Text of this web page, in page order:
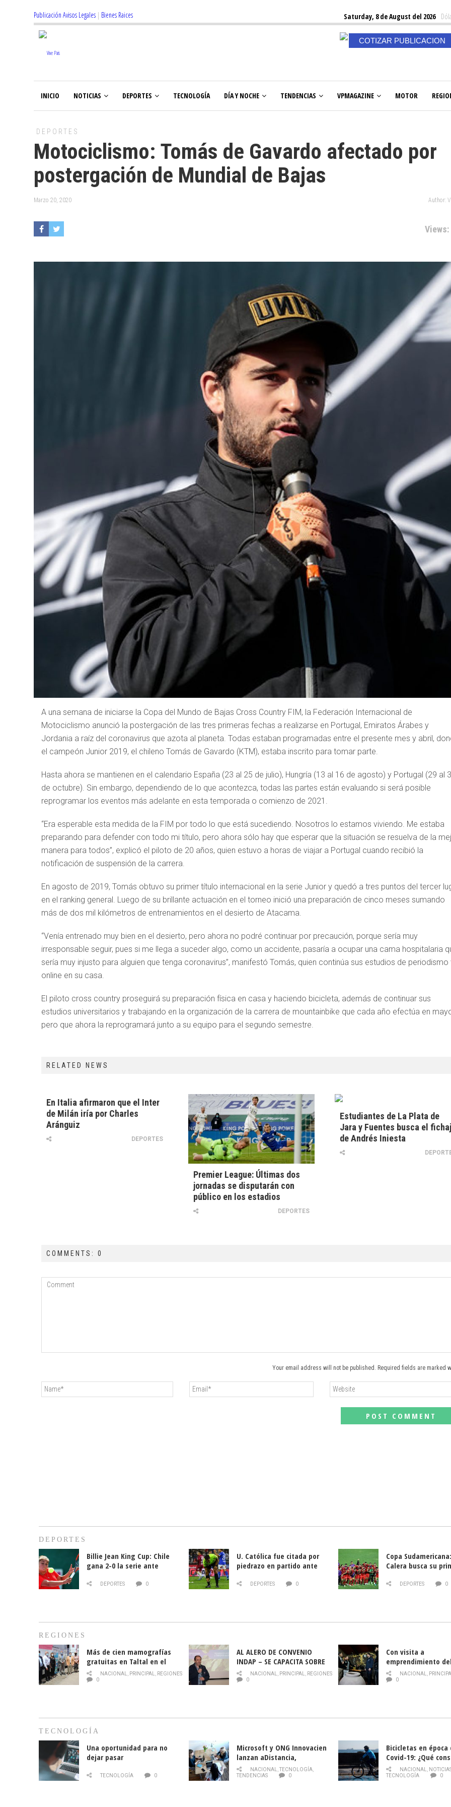
Publicación Avisos Legales | Bienes Raices Saturday, 8 de August del 2026
COTIZAR PUBLICACION
INICIO NOTICIAS DEPORTES TECNOLOGÍA DÍA Y NOCHE TENDENCIAS VPMAGAZINE MOTOR
DEPORTES
Motociclismo: Tomás de Gavardo afectado por
postergación de Mundial de Bajas
Marzo 20, 2020 Author:
Views:
A una semana de iniciarse la Copa del Mundo de Bajas Cross Country FIM, la Federación Internacional de
Motociclismo anunció la postergación de las tres primeras fechas a realizarse en Portugal, Emiratos Árabes y
Jordania a raíz del coronavirus que azota al planeta. Todas estaban programadas entre el presente mes y abril,
el campeón Junior 2019, el chileno Tomás de Gavardo (KTM), estaba inscrito para tomar parte.
Hasta ahora se mantienen en el calendario España (23 al 25 de julio), Hungría (13 al 16 de agosto) y Portugal (29 al
de octubre). Sin embargo, dependiendo de lo que acontezca, todas las partes están evaluando si será posible
reprogramar los eventos más adelante en esta temporada o comienzo de 2021.
“Era esperable esta medida de la FIM por todo lo que está sucediendo. Nosotros lo estamos viviendo. Me estaba
preparando para defender con todo mi título, pero ahora sólo hay que esperar que la situación se resuelva de la
manera para todos”, explicó el piloto de 20 años, quien estuvo a horas de viajar a Portugal cuando recibió la
notificación de suspensión de la carrera.
En agosto de 2019, Tomás obtuvo su primer título internacional en la serie Junior y quedó a tres puntos del tercer
en el ranking general. Luego de su brillante actuación en el torneo inició una preparación de cinco meses sumando
más de dos mil kilómetros de entrenamientos en el desierto de Atacama.
“Venía entrenado muy bien en el desierto, pero ahora no podré continuar por precaución, porque sería muy
irresponsable seguir, pues si me llega a suceder algo, como un accidente, pasaría a ocupar una cama hospitalaria
sería muy injusto para alguien que tenga coronavirus”, manifestó Tomás, quien continúa sus estudios de periodismo
online en su casa.
El piloto cross country proseguirá su preparación física en casa y haciendo bicicleta, además de continuar sus
estudios universitarios y trabajando en la organización de la carrera de mountainbike que cada año efectúa en
pero que ahora la reprogramará junto a su equipo para el segundo semestre.
RELATED NEWS
En Italia afirmaron que el Inter
de Milán iría por Charles
Aránguiz
DEPORTES
Premier League: Últimas dos
jornadas se disputarán con
público en los estadios
DEPORTES
Estudiantes de La Plata de
Jara y Fuentes busca el
de Andrés Iniesta
COMMENTS: 0
Your email address will not be published. Required fields are marked
DEPORTES
Billie Jean King Cup: Chile
gana 2-0 la serie ante
DEPORTES 0
U. Católica fue citada por
piedrazo en partido ante
DEPORTES 0
Copa
Calera busca su
DEPORTES 0
REGIONES
Más de cien mamografías
gratuitas en Taltal en el
mes de la prevención del
cáncer de mama
NACIONAL, PRINCIPAL, REGIONES
0
AL ALERO DE CONVENIO
INDAP – SE CAPACITA SOBRE
PLAGA DROSOPHILA SUZUKII
NACIONAL, PRINCIPAL, REGIONES
0
Con visita a
emprendimiento
y llamado al
historia campesina
NACIONAL,
0
TECNOLOGÍA
Una oportunidad para no
dejar pasar
TECNOLOGÍA 0
Microsoft y ONG Innovacien
lanzan aDistancia,
plataforma con cursos
gratuitos online sobre
NACIONAL,TECNOLOGÍA,
TENDENCIAS
0
Bicicletas en época
Covid-19: ¿Qué
momento de
NACIONAL,
TECNOLOGÍA
0